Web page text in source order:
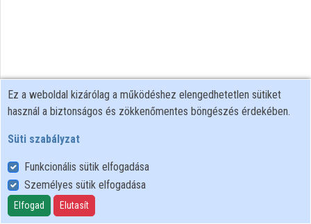
Felhasználói szabályzat
Adatkezelési tájékoztató
Süti szabályzat
Ez a weboldal kizárólag a működéshez elengedhetetlen sütiket
használ a biztonságos és zökkenőmentes böngészés érdekében.
Süti szabályzat
Funkcionális sütik elfogadása
Személyes sütik elfogadása
Elfogad Elutasít